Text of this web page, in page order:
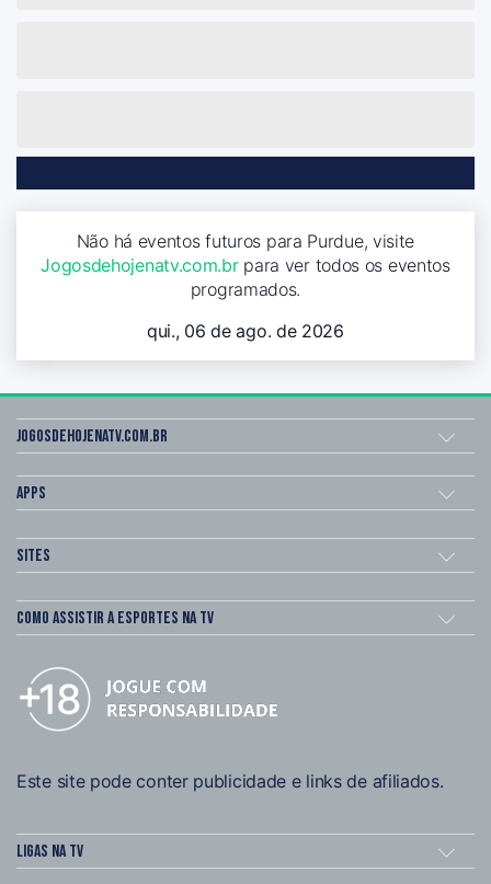
Não há eventos futuros para Purdue, visite
Jogosdehojenatv.com.brpara ver todos os eventos
programados.
qui., 06 de ago. de 2026
Jogosdehojenatv.com.br
Apps
Sites
Como assistir a esportes na TV
Este site pode conter publicidade e links de afiliados.
Ligas na TV